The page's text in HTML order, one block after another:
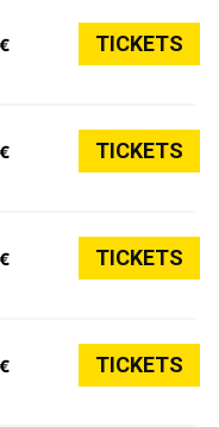
TICKETS
TICKETS
TICKETS
TICKETS